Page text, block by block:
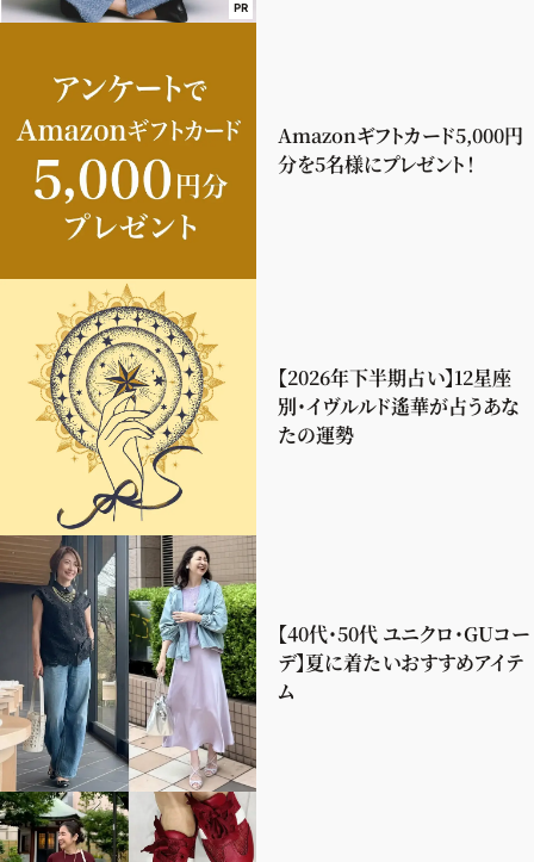
PR
Amazonギフトカード5,000円
分を5名様にプレゼント！
【2026年下半期占い】12星座
別・イヴルルド遙華が占うあな
たの運勢
【40代・50代 ユニクロ・GUコー
デ】夏に着たいおすすめアイテ
ム